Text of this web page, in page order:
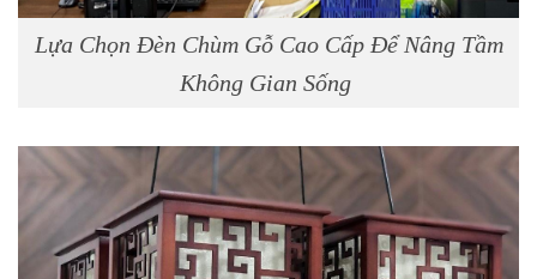
Lựa Chọn Đèn Chùm Gỗ Cao Cấp Để Nâng Tầm
Không Gian Sống